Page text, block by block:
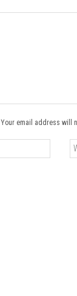
Your email address will